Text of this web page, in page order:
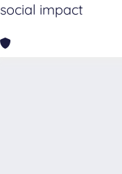
social impact